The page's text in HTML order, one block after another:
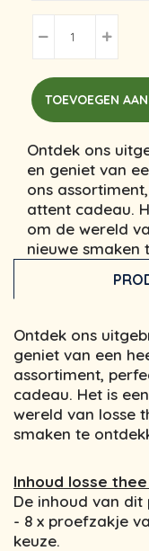
TOEVOEGEN
Ontdek ons
en geniet van
ons
attent cadeau.
om de wereld
nieuwe smaken
Ontdek ons
geniet van een
assortiment,
cadeau. Het is
wereld van losse
smaken te
Inhoud losse
De inhoud van
- 8 x proefzakje
keuze.